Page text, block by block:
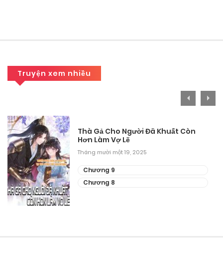
Tháng 9 8, 2025
Tháng 9 8, 2025
Chương 21
Tháng 9 8, 2025
Chương 20
Tháng 9 8, 2025
Truyện xem nhiều
Thà Gả Cho Người Đã Khuất Còn
Hơn Làm Vợ Lẽ
Tháng mười một 19, 2025
Chương 9
Chương 8